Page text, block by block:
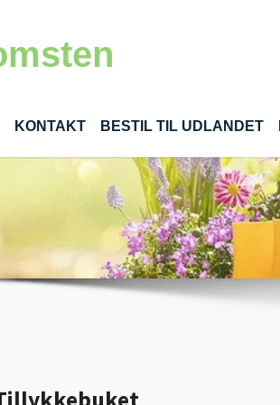
KONTAKT BESTIL TIL UDLANDET